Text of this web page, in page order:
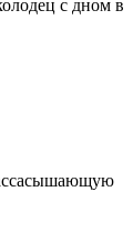
с дном в